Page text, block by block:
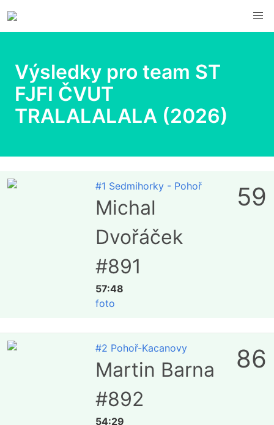
Výsledky pro team ST
FJFI ČVUT
TRALALALALA (2026)
#1 Sedmihorky - Pohoř
Michal
Dvořáček
#891
57:48
foto
59
#2 Pohoř-Kacanovy
Martin Barna
#892
54:29
86